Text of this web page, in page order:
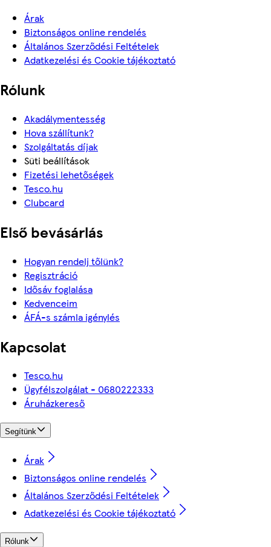
Árak
Biztonságos online rendelés
Általános Szerződési Feltételek
Adatkezelési és Cookie tájékoztató
Rólunk
Akadálymentesség
Hova szállítunk?
Szolgáltatás díjak
Süti beállítások
Fizetési lehetőségek
Tesco.hu
Clubcard
Első bevásárlás
Hogyan rendelj tőlünk?
Regisztráció
Idősáv foglalása
Kedvenceim
ÁFÁ-s számla igénylés
Kapcsolat
Tesco.hu
Ügyfélszolgálat - 0680222333
Áruházkereső
Segítünk
Árak
Biztonságos online rendelés
Általános Szerződési Feltételek
Adatkezelési és Cookie tájékoztató
Rólunk